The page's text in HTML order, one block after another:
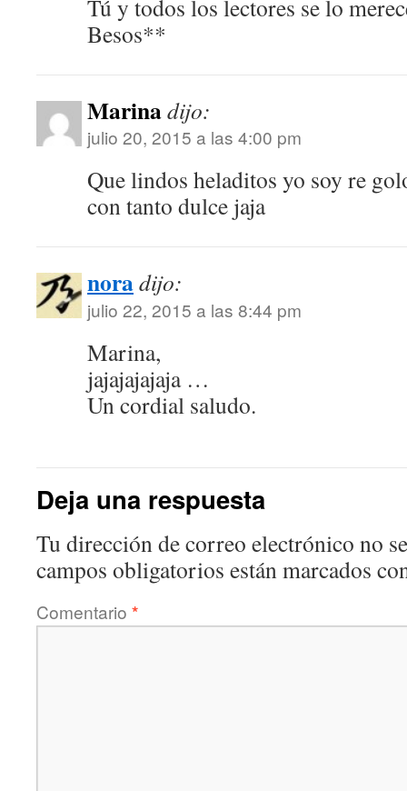
Tú y todos los lectores se lo
Besos**
Marinadijo:
julio 20, 2015 a las 4:00 pm
Que lindos heladitos yo soy re
con tanto dulce jaja
noradijo:
julio 22, 2015 a las 8:44 pm
Marina,
jajajajajaja …
Un cordial saludo.
Deja una respuesta
Tu dirección de correo electrónico no
campos obligatorios están marcados
Comentario *